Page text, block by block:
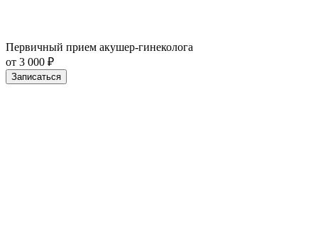
Первичный прием акушер-гинеколога
от 3 000 ₽
Записаться